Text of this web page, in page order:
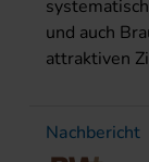
und auch
attraktiven
Nachbericht